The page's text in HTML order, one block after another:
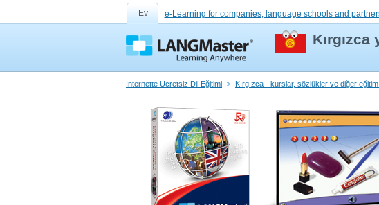
Ev e-Learning for companies, language schools and
İnternette Ücretsiz Dil Eğitimi Kırgızca - kurslar, sözlükler ve diğer